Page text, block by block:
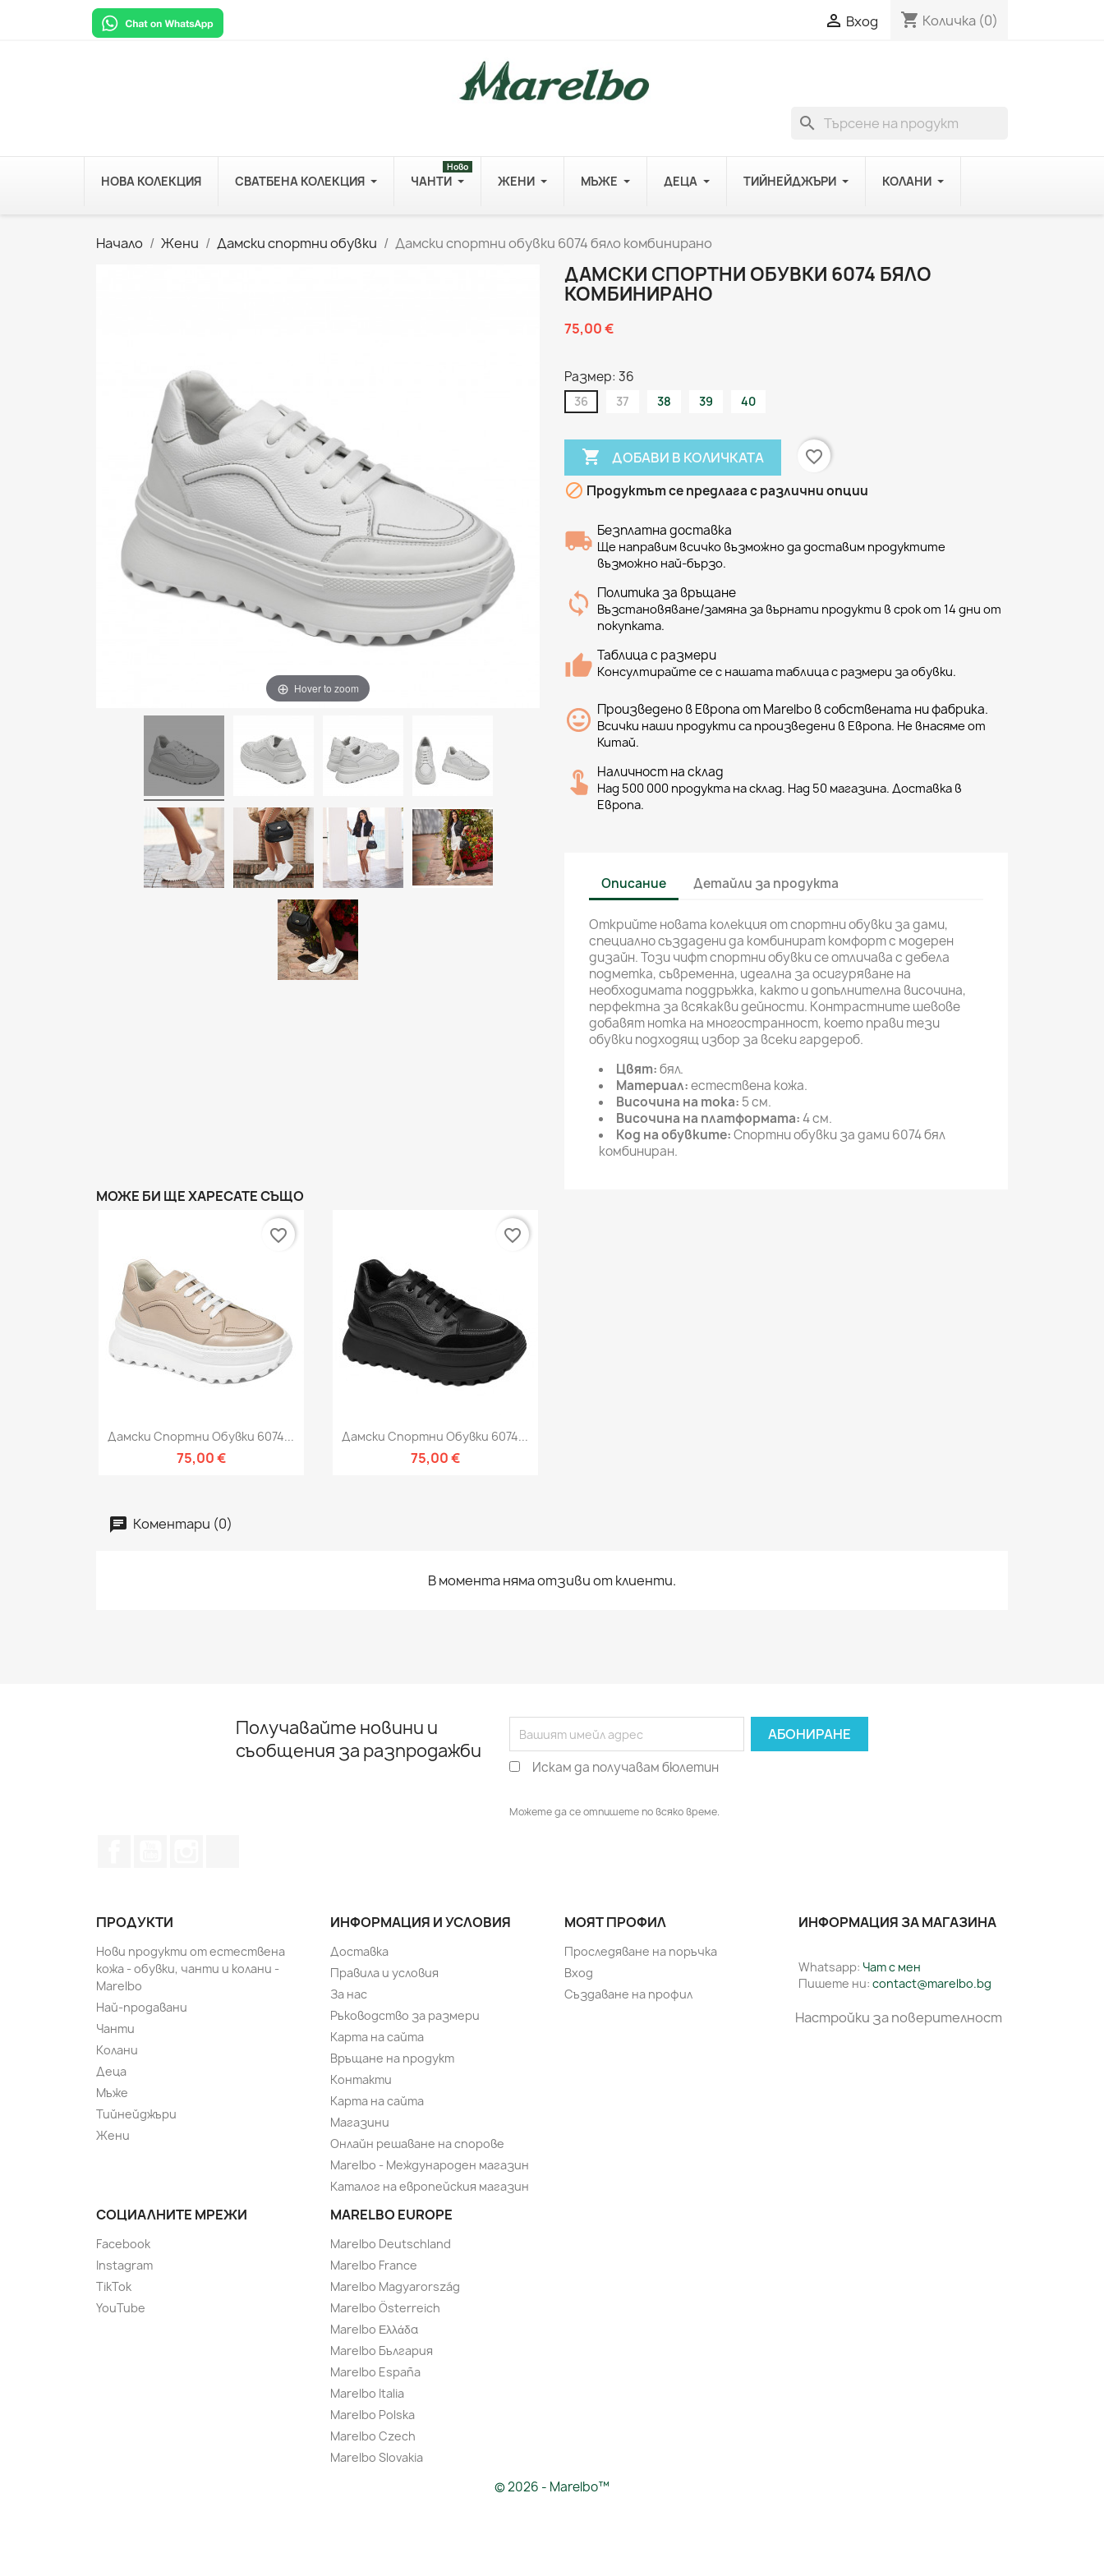
 Вход shopping_cart Количка (0)
search
НОВА КОЛЕКЦИЯ СВАТБЕНА КОЛЕКЦИЯ ЧАНТИ
Ново
ЖЕНИ МЪЖЕ ДЕЦА ТИЙНЕЙДЖЪРИ КОЛАНИ
Начало Жени Дамски спортни обувки Дамски спортни обувки 6074 бяло комбинирано
Hover to zoom
ДАМСКИ СПОРТНИ ОБУВКИ 6074 БЯЛО
КОМБИНИРАНО
75,00 €
Размер: 36
36 37 38 39 40
 ДОБАВИ В КОЛИЧКАТА
favorite_border
 Продуктът се предлага с различни опции
Безплатна доставка
Ще направим всичко възможно да доставим продуктите
възможно най-бързо.
Политика за връщане
Възстановяване/замяна за върнати продукти в срок от 14 дни от
покупката.
Таблица с размери
Консултирайте се с нашата таблица с размери за обувки.
Произведено в Европа от Marelbo в собствената ни фабрика.
Всички наши продукти са произведени в Европа. Не внасяме от
Китай.
Наличност на склад
Над 500 000 продукта на склад. Над 50 магазина. Доставка в
Европа.
Описание Детайли за продукта
Открийте новата колекция от спортни обувки за дами,
специално създадени да комбинират комфорт с модерен
дизайн. Този чифт спортни обувки се отличава с дебела
подметка, съвременна, идеална за осигуряване на
необходимата поддръжка, както и допълнителна височина,
перфектна за всякакви дейности. Контрастните шевове
добавят нотка на многостранност, което прави тези
обувки подходящ избор за всеки гардероб.
Цвят:бял.
Материал:естествена кожа.
Височина на тока: 5 см.
Височина на платформата:4 см.
Код на обувките:Спортни обувки за дами 6074 бял
комбиниран.
МОЖЕ БИ ЩЕ ХАРЕСАТЕ СЪЩО
Бърз преглед
Дамски Спортни Обувки 6074...
75,00 €
favorite_border
Бърз преглед
Дамски Спортни Обувки 6074...
75,00 €
favorite_border
Коментари (0)
В момента няма отзиви от клиенти.
Получавайте новини и
съобщения за разпродажби
Искам да получавам бюлетин
Можете да се отпишете по всяко време.
ПРОДУКТИ
Нови продукти от естествена
кожа - обувки, чанти и колани -
Marelbo
Най-продавани
Чанти
Колани
Деца
Мъже
Тийнейджъри
Жени
ИНФОРМАЦИЯ И УСЛОВИЯ
Доставка
Правила и условия
За нас
Ръководство за размери
Карта на сайта
Връщане на продукт
Контакти
Карта на сайта
Магазини
Онлайн решаване на спорове
Marelbo - Международен магазин
Каталог на европейския магазин
СОЦИАЛНИТЕ МРЕЖИ
Facebook
Instagram
TikTok
YouTube
MARELBO EUROPE
Marelbo Deutschland
Marelbo France
Marelbo Magyarország
Marelbo Österreich
Marelbo Ελλάδα
Marelbo България
Marelbo España
Marelbo Italia
Marelbo Polska
Marelbo Czech
Marelbo Slovakia
МОЯТ ПРОФИЛ
Проследяване на поръчка
Вход
Създаване на профил
ИНФОРМАЦИЯ ЗА МАГАЗИНА
Whatsapp: Чат с мен
Пишете ни: contact@marelbo.bg
Настройки за поверителност
© 2026 - Marelbo™